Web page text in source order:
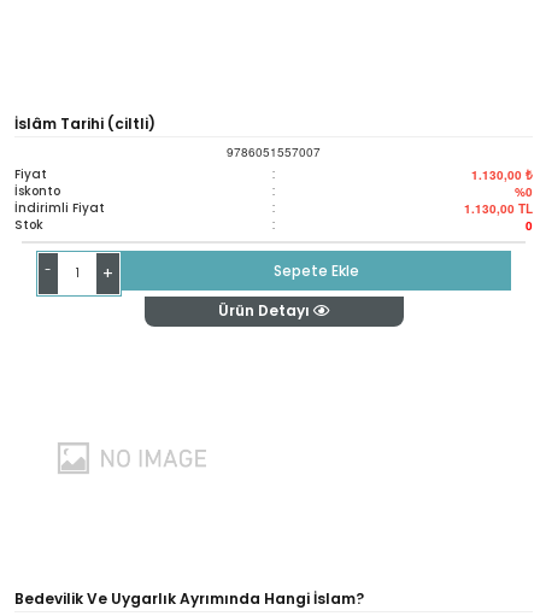
İslâm Tarihi (ciltli)
9786051557007
Fiyat : 1.130,00 ₺
İskonto : %0
İndirimli Fiyat : 1.130,00 TL
Stok : 0
- +
Sepete Ekle
Ürün Detayı
Bedevilik Ve Uygarlık Ayrımında Hangi İslam?